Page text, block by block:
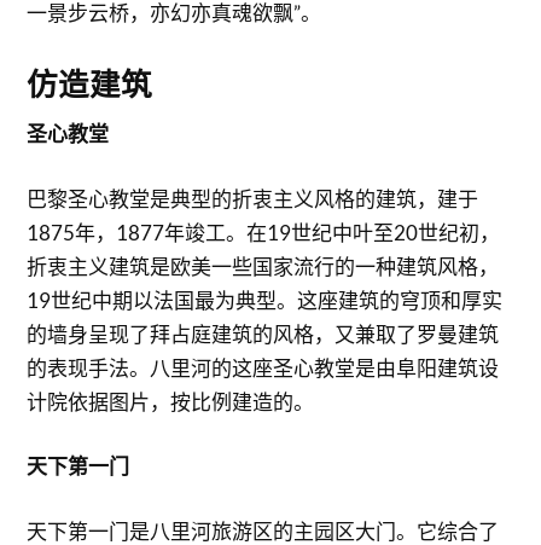
一景步云桥，亦幻亦真魂欲飘”。
仿造建筑
圣心教堂
巴黎圣心教堂是典型的折衷主义风格的建筑，建于
1875年，1877年竣工。在19世纪中叶至20世纪初，
折衷主义建筑是欧美一些国家流行的一种建筑风格，
19世纪中期以法国最为典型。这座建筑的穹顶和厚实
的墙身呈现了拜占庭建筑的风格，又兼取了罗曼建筑
的表现手法。八里河的这座圣心教堂是由阜阳建筑设
计院依据图片，按比例建造的。
天下第一门
天下第一门是八里河旅游区的主园区大门。它综合了